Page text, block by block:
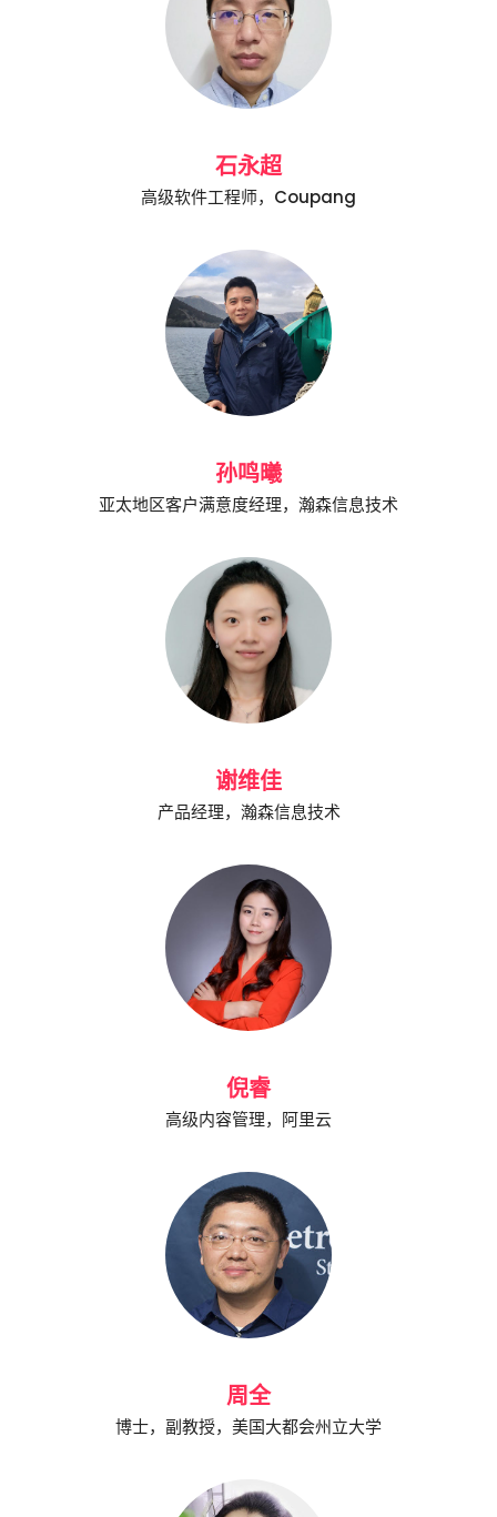
石永超
高级软件工程师，Coupang
孙鸣曦
亚太地区客户满意度经理，瀚森信息技术
谢维佳
产品经理，瀚森信息技术
倪睿
高级内容管理，阿里云
周全
博士，副教授，美国大都会州立大学